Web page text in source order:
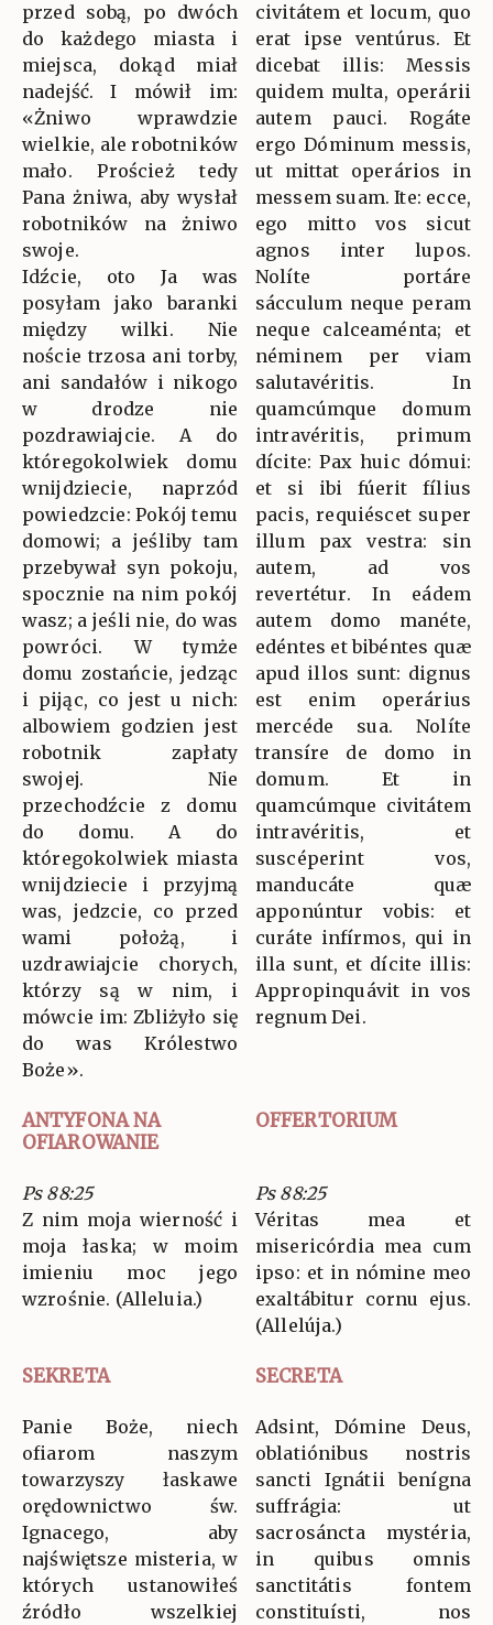
przed sobą, po dwóch
do każdego miasta i
miejsca, dokąd miał
nadejść. I mówił im:
«Żniwo wprawdzie
wielkie, ale robotników
mało. Proścież tedy
Pana żniwa, aby wysłał
robotników na żniwo
swoje.
Idźcie, oto Ja was
posyłam jako baranki
między wilki. Nie
noście trzosa ani torby,
ani sandałów i nikogo
w drodze nie
pozdrawiajcie. A do
któregokolwiek domu
wnijdziecie, naprzód
powiedzcie: Pokój temu
domowi; a jeśliby tam
przebywał syn pokoju,
spocznie na nim pokój
wasz; a jeśli nie, do was
powróci. W tymże
domu zostańcie, jedząc
i pijąc, co jest u nich:
albowiem godzien jest
robotnik zapłaty
swojej. Nie
przechodźcie z domu
do domu. A do
któregokolwiek miasta
wnijdziecie i przyjmą
was, jedzcie, co przed
wami położą, i
uzdrawiajcie chorych,
którzy są w nim, i
mówcie im: Zbliżyło się
do was Królestwo
Boże».
civitátem et locum, quo
erat ipse ventúrus. Et
dicebat illis: Messis
quidem multa, operárii
autem pauci. Rogáte
ergo Dóminum messis,
ut mittat operários in
messem suam. Ite: ecce,
ego mitto vos sicut
agnos inter lupos.
Nolíte portáre
sácculum neque peram
neque calceaménta; et
néminem per viam
salutavéritis. In
quamcúmque domum
intravéritis, primum
dícite: Pax huic dómui:
et si ibi fúerit fílius
pacis, requiéscet super
illum pax vestra: sin
autem, ad vos
revertétur. In eádem
autem domo manéte,
edéntes et bibéntes quæ
apud illos sunt: dignus
est enim operárius
mercéde sua. Nolíte
transíre de domo in
domum. Et in
quamcúmque civitátem
intravéritis, et
suscéperint vos,
manducáte quæ
apponúntur vobis: et
curáte infírmos, qui in
illa sunt, et dícite illis:
Appropinquávit in vos
regnum Dei.
ANTYFONA NA
OFIAROWANIE
OFFERTORIUM
Ps 88:25
Z nim moja wierność i
moja łaska; w moim
imieniu moc jego
wzrośnie. (Alleluia.)
Ps 88:25
Véritas mea et
misericórdia mea cum
ipso: et in nómine meo
exaltábitur cornu ejus.
(Allelúja.)
SEKRETA SECRETA
Panie Boże, niech
ofiarom naszym
towarzyszy łaskawe
orędownictwo św.
Ignacego, aby
najświętsze misteria, w
których ustanowiłeś
źródło wszelkiej
Adsint, Dómine Deus,
oblatiónibus nostris
sancti Ignátii benígna
suffrágia: ut
sacrosáncta mystéria,
in quibus omnis
sanctitátis fontem
constituísti, nos